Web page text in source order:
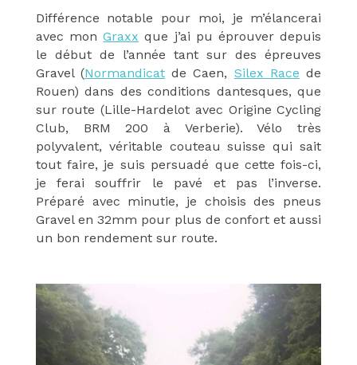
Différence notable pour moi, je m’élancerai
avec monGraxx que j’ai pu éprouver depuis
le début de l’année tant sur des épreuves
Gravel (Normandicat de Caen, Silex Race de
Rouen) dans des conditions dantesques, que
sur route (Lille-Hardelot avec Origine Cycling
Club, BRM 200 à Verberie).Vélo très
polyvalent, véritable couteau suisse qui sait
tout faire, je suis persuadé que cette fois-ci,
je ferai souffrir le pavé et pas l’inverse.
Préparé avec minutie, je choisis des pneus
Gravel en 32mm pour plus de confort et aussi
un bon rendement sur route.